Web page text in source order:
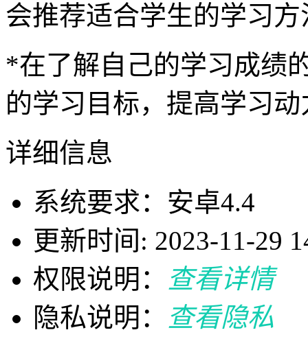
会推荐适合学生的学习
*在了解自己的学习成绩
的学习目标，提高学习
详细信息
系统要求：安卓4.4
更新时间: 2023-11-29
权限说明：
查看详情
隐私说明：
查看隐私